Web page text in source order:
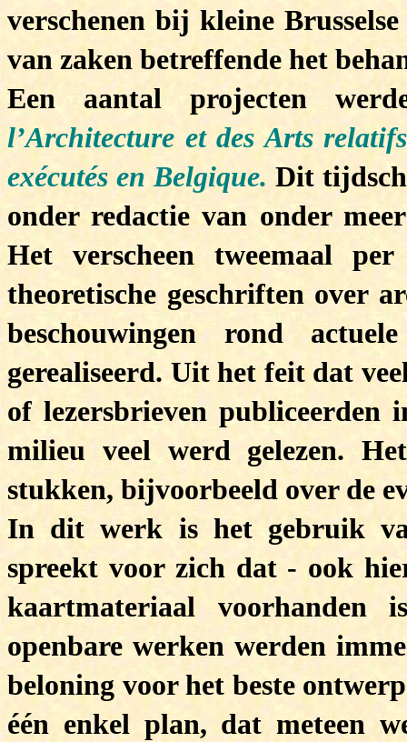
verschenen bij kleine
van zaken betreffende het
Een aantal projecten
l’Architecture et des Arts
exécutés en Belgique. Dit
onder redactie van onder
Het verscheen tweemaal
theoretische geschriften over
beschouwingen rond
gerealiseerd. Uit het feit dat
of lezersbrieven
milieu veel werd gelezen.
stukken, bijvoorbeeld over de
In dit werk is het gebruik
spreekt voor zich dat - ook
kaartmateriaal voorhanden
openbare werken werden
beloning voor het beste
één enkel plan, dat meteen